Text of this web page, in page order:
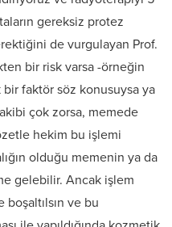
gereksiz protez
de vurgulayan Prof.
bir risk varsa -örneğin
faktör söz konusuysa ya
çok zorsa, memede
hekim bu işlemi
olduğu memenin ya da
gelebilir. Ancak işlem
boşaltılsın ve bu